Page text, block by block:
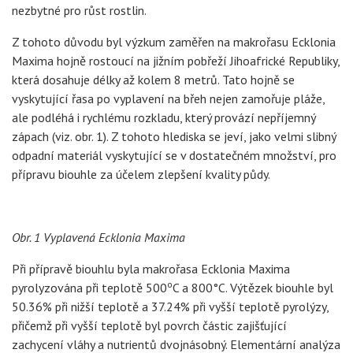
nezbytné pro růst rostlin.
Z tohoto důvodu byl výzkum zaměřen na makrořasu Ecklonia
Maxima hojně rostoucí na jižním pobřeží Jihoafrické Republiky,
která dosahuje délky až kolem 8 metrů. Tato hojně se
vyskytující řasa po vyplavení na břeh nejen zamořuje pláže,
ale podléhá i rychlému rozkladu, který provází nepříjemný
zápach (viz. obr. 1). Z tohoto hlediska se jeví, jako velmi slibný
odpadní materiál vyskytující se v dostatečném množství, pro
přípravu biouhle za účelem zlepšení kvality půdy.
Obr. 1 Vyplavená Ecklonia Maxima
Při přípravě biouhlu byla makrořasa Ecklonia Maxima
pyrolyzována při teplotě 500oC a 800°C. Výtězek biouhle byl
50.36% při nižší teplotě a 37.24% při vyšší teplotě pyrolýzy,
přičemž při vyšší teplotě byl povrch částic zajišťující
zachycení vláhy a nutrientů dvojnásobný. Elementární analýza